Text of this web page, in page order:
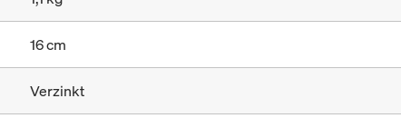
16 cm
Verzinkt